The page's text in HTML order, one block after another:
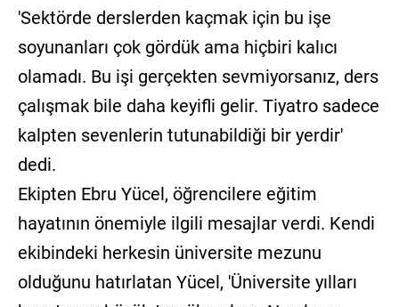
'Sektörde derslerden kaçmak için bu işe
soyunanları çok gördük ama hiçbiri kalıcı
olamadı. Bu işi gerçekten sevmiyorsanız, ders
çalışmak bile daha keyifli gelir. Tiyatro sadece
kalpten sevenlerin tutunabildiği bir yerdir'
dedi.
Ekipten Ebru Yücel, öğrencilere eğitim
hayatının önemiyle ilgili mesajlar verdi. Kendi
ekibindeki herkesin üniversite mezunu
olduğunu hatırlatan Yücel, 'Üniversite yılları